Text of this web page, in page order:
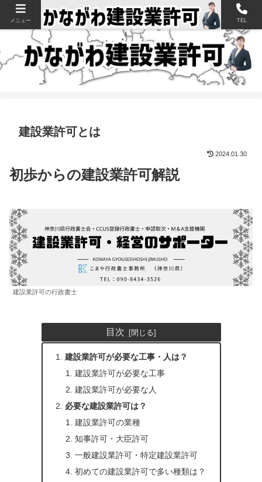
神奈川県の建設業許可申請・取得を支援【新規・更新・経審】
建設業許可とは
2024.01.30
初歩からの建設業許可解説
建設業許可の行政書士
目次
建設業許可が必要な工事・人は？
建設業許可が必要な工事
建設業許可が必要な人
必要な建設業許可は？
建設業許可の業種
知事許可・大臣許可
一般建設業許可・特定建設業許可
初めての建設業許可で多い種類は？
メニュー TEL